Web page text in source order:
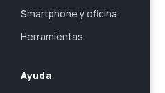
Smartphone y oficina
Herramientas
Ayuda